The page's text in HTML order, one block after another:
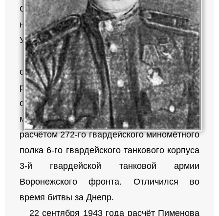
Саратовской области). После окончания
начальной школы работал маляром в
Узбекистане.
В 1942 году Пименов был призван на
службу в Красную Армию Каганским
районным военкоматом Бухарской
области. С того же года на фронтах Второй
мировой войны, командовал миномётным
расчётом 272-го гвардейского миномётного
полка 6-го гвардейского танкового корпуса
3-й гвардейской танковой армии
Воронежского фронта. Отличился во
время битвы за Днепр.
22 сентября 1943 года расчёт Пименова